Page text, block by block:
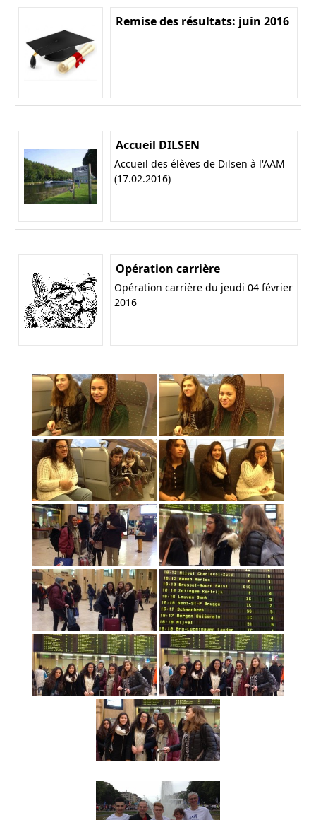
Remise des résultats: juin 2016
Accueil DILSEN
Accueil des élèves de Dilsen à l'AAM
(17.02.2016)
Opération carrière
Opération carrière du jeudi 04 février
2016